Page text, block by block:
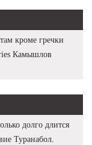
кроме гречки
Камышлов
долго длится
Туранабол.